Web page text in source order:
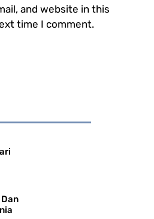
and website in this
time I comment.